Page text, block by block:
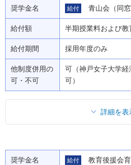
奨学金名 給付 青山会（同
給付額 半期授業料および
給付期間 採用年度のみ
他制度併用の
可・不可
可（神戸女子大学
可）
詳細を表
奨学金名 給付 教育後援会